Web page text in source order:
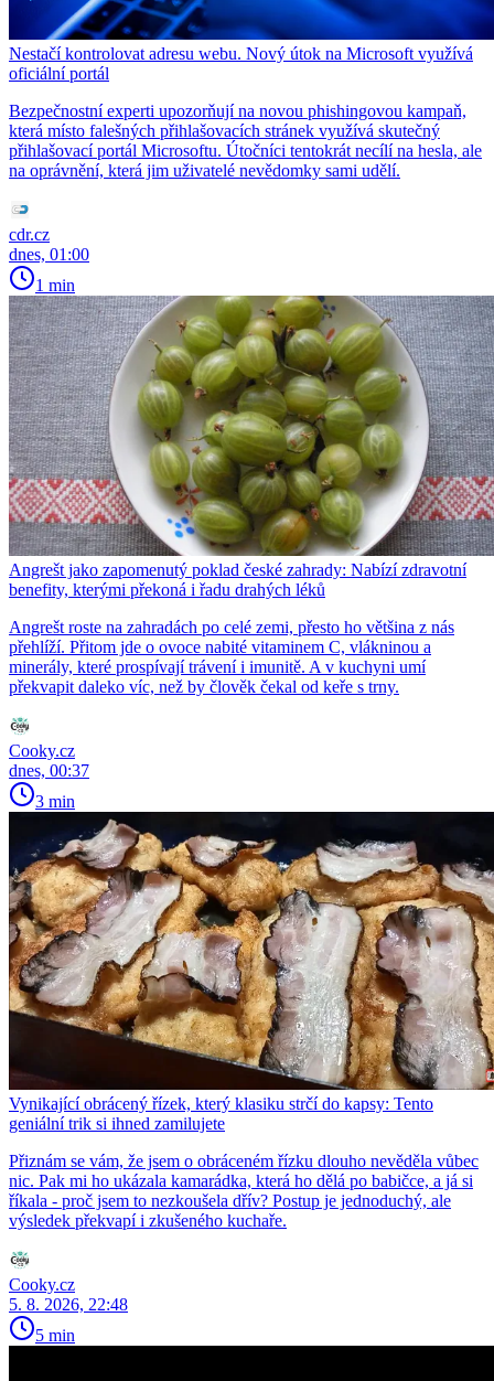
Nestačí kontrolovat adresu webu. Nový útok na Microsoft využívá
oficiální portál
Bezpečnostní experti upozorňují na novou phishingovou kampaň,
která místo falešných přihlašovacích stránek využívá skutečný
přihlašovací portál Microsoftu. Útočníci tentokrát necílí na hesla, ale
na oprávnění, která jim uživatelé nevědomky sami udělí.
cdr.cz
dnes, 01:00
1 min
Angrešt jako zapomenutý poklad české zahrady: Nabízí zdravotní
benefity, kterými překoná i řadu drahých léků
Angrešt roste na zahradách po celé zemi, přesto ho většina z nás
přehlíží. Přitom jde o ovoce nabité vitaminem C, vlákninou a
minerály, které prospívají trávení i imunitě. A v kuchyni umí
překvapit daleko víc, než by člověk čekal od keře s trny.
Cooky.cz
dnes, 00:37
3 min
Vynikající obrácený řízek, který klasiku strčí do kapsy: Tento
geniální trik si ihned zamilujete
Přiznám se vám, že jsem o obráceném řízku dlouho nevěděla vůbec
nic. Pak mi ho ukázala kamarádka, která ho dělá po babičce, a já si
říkala - proč jsem to nezkoušela dřív? Postup je jednoduchý, ale
výsledek překvapí i zkušeného kuchaře.
Cooky.cz
5. 8. 2026, 22:48
5 min